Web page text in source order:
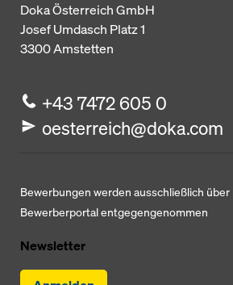
Doka Österreich GmbH
Josef Umdasch Platz 1
3300Amstetten
+43 7472 605 0
oesterreich@doka.com
Bewerbungen werden ausschließlich über
Bewerberportal entgegengenommen
Newsletter